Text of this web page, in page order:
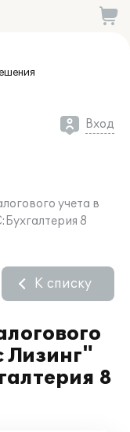
Вход
учета в
8
Лизинг"
8
К списку